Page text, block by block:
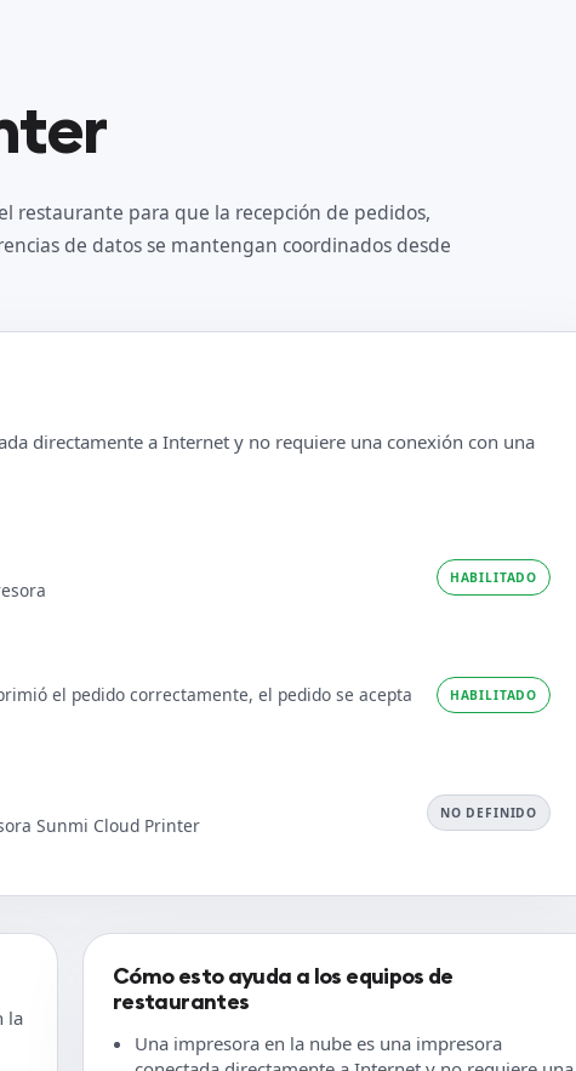
restaurante para que la recepción de pedidos,
de datos se mantengan coordinados desde
directamente a Internet y no requiere una conexión con una
HABILITADO
el pedido correctamente, el pedido se acepta
HABILITADO
Sunmi Cloud Printer
NO DEFINIDO
la
Cómo esto ayuda a los equipos de
restaurantes
Una impresora en la nube es una impresora